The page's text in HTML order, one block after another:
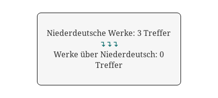
Niederdeutsche Werke: 3 Treffer
↴↴↴
Werke über Niederdeutsch: 0
Treffer